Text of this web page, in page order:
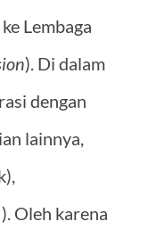
Lembaga
). Di dalam
dengan
lainnya,
Oleh karena